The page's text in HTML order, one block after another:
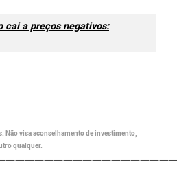
cai a preços negativos:
visa aconselhamento de investimento,
qualquer.